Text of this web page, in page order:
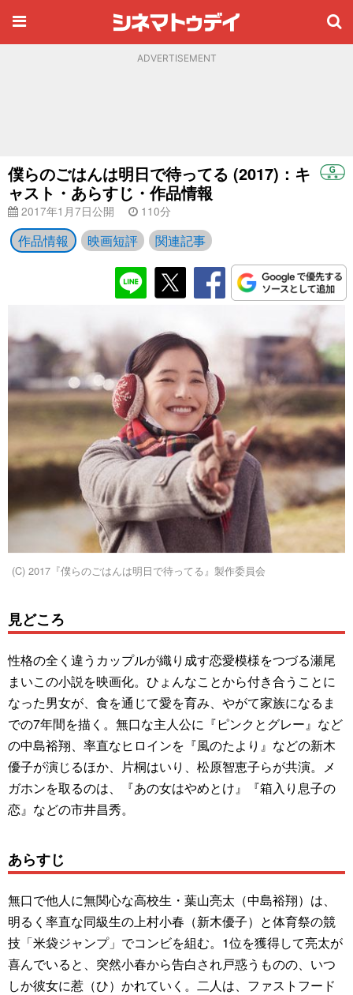
ADVERTISEMENT
僕らのごはんは明日で待ってる (2017)：キ
ャスト・あらすじ・作品情報
2017年1月7日公開 110分
作品情報 映画短評 関連記事
(C) 2017『僕らのごはんは明日で待ってる』製作委員会
見どころ
性格の全く違うカップルが織り成す恋愛模様をつづる瀬尾
まいこの小説を映画化。ひょんなことから付き合うことに
なった男女が、食を通じて愛を育み、やがて家族になるま
での7年間を描く。無口な主人公に『ピンクとグレー』など
の中島裕翔、率直なヒロインを『風のたより』などの新木
優子が演じるほか、片桐はいり、松原智恵子らが共演。メ
ガホンを取るのは、『あの女はやめとけ』『箱入り息子の
恋』などの市井昌秀。
あらすじ
無口で他人に無関心な高校生・葉山亮太（中島裕翔）は、
明るく率直な同級生の上村小春（新木優子）と体育祭の競
技「米袋ジャンプ」でコンビを組む。1位を獲得して亮太が
喜んでいると、突然小春から告白され戸惑うものの、いつ
しか彼女に惹（ひ）かれていく。二人は、ファストフード